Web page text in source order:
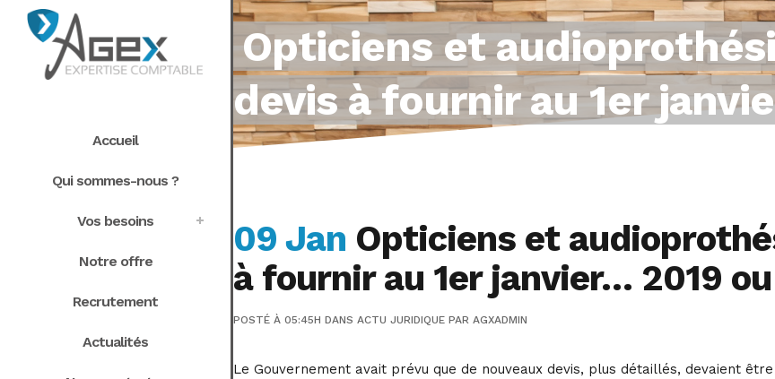
Accueil
Qui sommes-nous ?
Vos besoins
Notre offre
Recrutement
Actualités
Opticiens et
devis à fournir au 1er
09 Jan Opticiens et
à fournir au 1er janvier… 2019
POSTÉ À 05:45H DANS ACTU JURIDIQUE PAR AGXADMIN
Le Gouvernement avait prévu que de nouveaux devis, plus détaillés, devaient